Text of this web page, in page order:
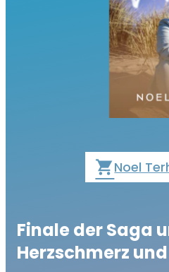
local_grocery_storeNoel
Finale der Saga
Herzschmerz